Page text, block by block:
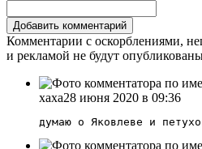
Комментарии с оскорблениями,
и рекламой не будут
хаха28 июня 2020 в 09:36
думаю о Яковлеве и